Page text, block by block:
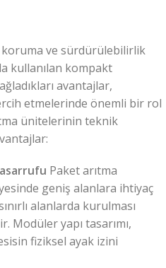
koruma ve sürdürülebilirlik
kullanılan kompakt
avantajlar,
etmelerinde önemli bir rol
ünitelerinin teknik
Paket arıtma
geniş alanlara ihtiyaç
alanlarda kurulması
Modüler yapı tasarımı,
fiziksel ayak izini